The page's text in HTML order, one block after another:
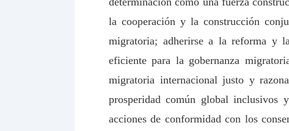
la cooperación y la construcción
migratoria; adherirse a la reforma y
eficiente para la gobernanza
migratoria internacional justo y
prosperidad común global inclusivos
acciones de conformidad con los